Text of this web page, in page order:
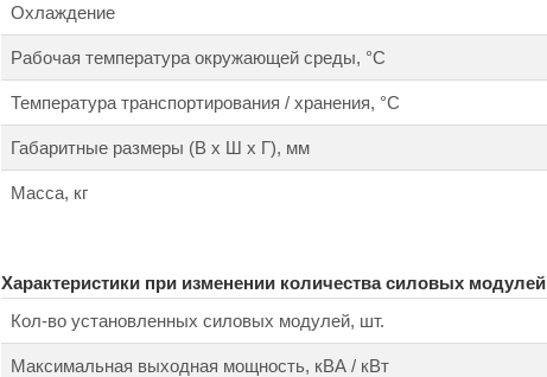
Охлаждение
Рабочая температура окружающей среды, °С
Температура транспортирования / хранения, °С
Габаритные размеры (В х Ш х Г), мм
Масса, кг
Характеристики при изменении количества силовых модулей
Кол-во установленных силовых модулей, шт.
Максимальная выходная мощность, кВА / кВт